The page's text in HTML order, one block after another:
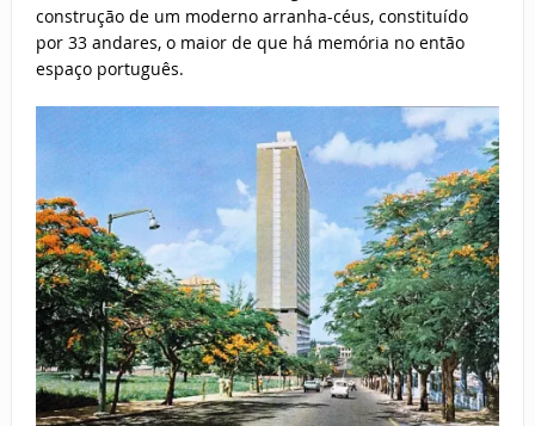
construção de um moderno arranha-céus, constituído
por 33 andares, o maior de que há memória no então
espaço português.